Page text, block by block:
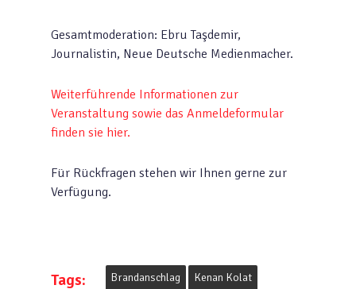
Gesamtmoderation: Ebru Taşdemir,
Journalistin, Neue Deutsche Medienmacher.
Weiterführende Informationen zur
Veranstaltung sowie das Anmeldeformular
finden sie hier.
Für Rückfragen stehen wir Ihnen gerne zur
Verfügung.
Tags: Brandanschlag Kenan Kolat